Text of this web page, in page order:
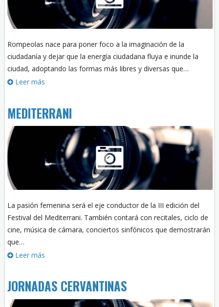
Rompeolas nace para poner foco a la imaginación de la
ciudadanía y dejar que la energía ciudadana fluya e inunde la
ciudad, adoptando las formas más libres y diversas que…
Leer más
MEDITERRANI
La pasión femenina será el eje conductor de la III edición del
Festival del Mediterrani. También contará con recitales, ciclo de
cine, música de cámara, conciertos sinfónicos que demostrarán
que…
Leer más
JORNADAS CERVANTINAS